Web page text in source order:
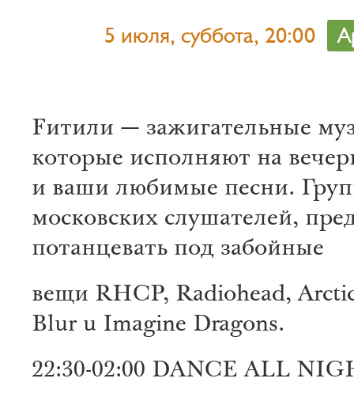
5 июля, суббота, 20:00
Fитили — зажигательные
которые исполняют на
и ваши любимые песни.
московских слушателей,
потанцевать под забойные
вещи RHCP, Radiohead,
Blur u Imagine Dragons.
22:30-02:00 DANCE ALL